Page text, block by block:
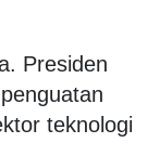
Presiden
teknologi